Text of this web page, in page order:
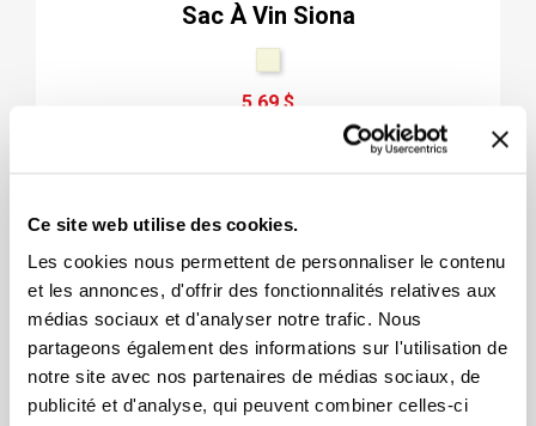
Ce site web utilise des cookies.
Les cookies nous permettent de personnaliser le contenu
et les annonces, d'offrir des fonctionnalités relatives aux
médias sociaux et d'analyser notre trafic. Nous
partageons également des informations sur l'utilisation de
notre site avec nos partenaires de médias sociaux, de
publicité et d'analyse, qui peuvent combiner celles-ci
Sac À Vin Siona
5,69 $